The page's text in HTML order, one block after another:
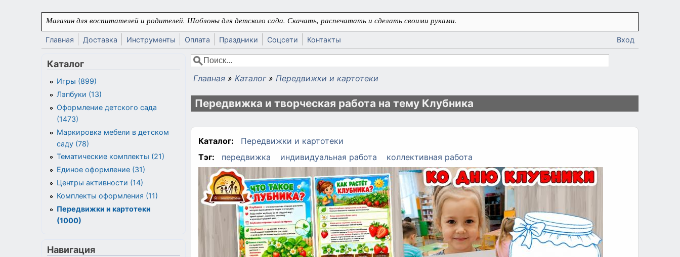
Перейти к основному содержанию
Магазин для воспитателей и родителей. Шаблоны для детского сада. Скачать, распечатать и сделать своими руками.
Главная Доставка Инструменты Оплата Праздники Соцсети Контакты Вход
Форма поиска
Поиск
Вы здесь
Главная » Каталог » Передвижки и картотеки
Передвижка и творческая работа на тему Клубника
Каталог:
Передвижки и картотеки
Тэг:
передвижка индивидуальная работа коллективная работа
Каталог
Игры (899)
Лэпбуки (13)
Оформление детского сада
(1473)
Маркировка мебели в детском
саду (78)
Тематические комплекты (21)
Единое оформление (31)
Центры активности (14)
Комплекты оформления (11)
Передвижки и картотеки
(1000)
Навигация